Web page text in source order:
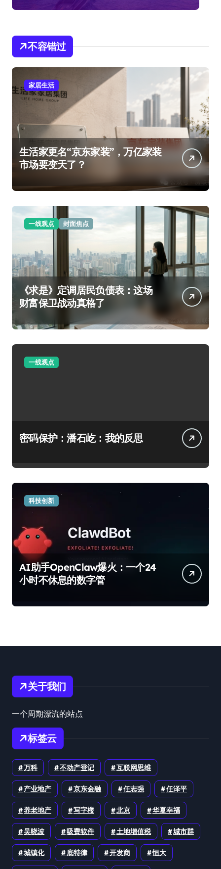
不容错过
家居生活
生活家更名“京东家装”，万亿家装
市场要变天了？
一线观点 封面焦点
《求是》定调居民负债表：这场
财富保卫战动真格了
一线观点
密码保护：潘石屹：我的反思
科技创新
AI助手OpenClaw爆火：一个24
小时不休息的数字管
关于我们
一个周期漂流的站点
标签云
万科 不动产登记 互联网思维
产业地产 京东金融 任志强 任泽平
养老地产 写字楼 北京 华夏幸福
吴晓波 吸费软件 土地增值税 城市群
城镇化 底特律 开发商 恒大